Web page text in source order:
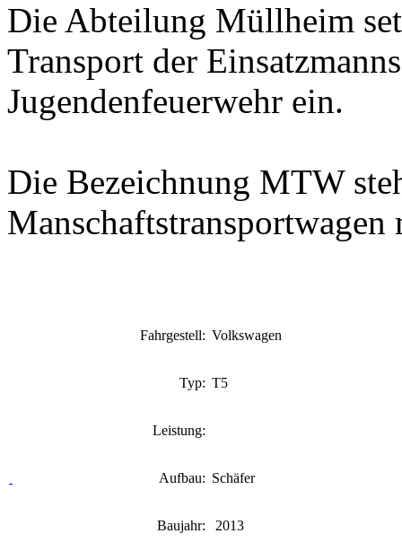
Die Abteilung Müllheim
Transport der
Jugendenfeuerwehr ein.
Die Bezeichnung MTW
Fahrgestell: Volkswagen
Typ: T5
Leistung:
Aufbau: Schäfer
Baujahr: 2013